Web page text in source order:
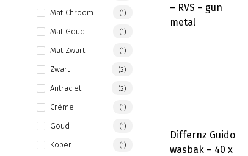
Mat Chroom (1)
Mat Goud (1)
Mat Zwart (1)
Zwart (2)
Antraciet (2)
Crème (1)
Goud (1)
Koper (1)
– RVS – gun
metal
Differnz Guido
wasbak – 40 x